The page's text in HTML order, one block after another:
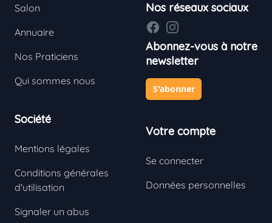
Salon
Annuaire
Nos Praticiens
Qui sommes nous
Société
Mentions légales
Conditions générales
d'utilisation
Signaler un abus
Nos réseaux sociaux
FacebookInstagram
Abonnez-vous à notre
newsletter
S'abonner
Votre compte
Se connecter
Données personnelles